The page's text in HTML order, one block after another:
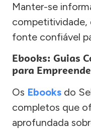
Manter-se
competitividade,
fonte confiável
Ebooks: Guias
para
Os Ebooks do
completos que
aprofundada